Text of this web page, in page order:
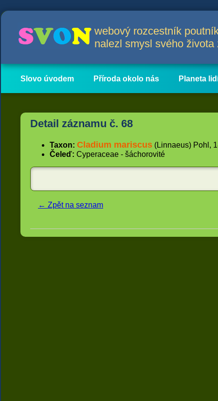
webový rozcestník
nalezl smysl svého
Slovo úvodem Příroda okolo nás Planeta
Hlavní obsah
Články
Detail záznamu č. 68
Taxon: Cladium mariscus (Linnaeus) Pohl,
Čeleď: Cyperaceae - šáchorovité
← Zpět na seznam